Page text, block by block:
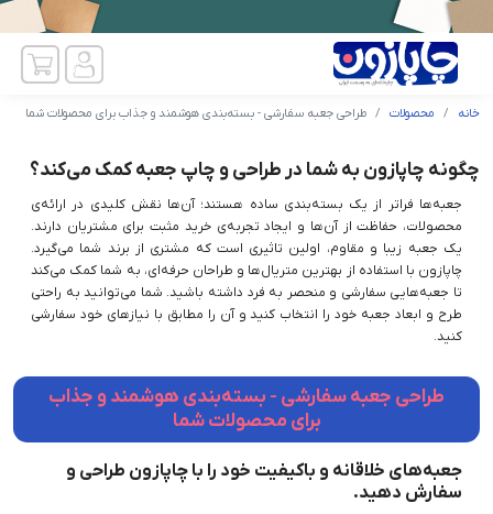
خانه محصولات طراحی جعبه سفارشی - بسته‌بندی هوشمند و جذاب برای محصولات شما
چگونه چاپازون به شما در طراحی و چاپ جعبه کمک می‌کند؟
جعبه‌ها فراتر از یک بسته‌بندی ساده هستند؛ آن‌ها نقش کلیدی در ارائه‌ی
محصولات، حفاظت از آن‌ها و ایجاد تجربه‌ی خرید مثبت برای مشتریان دارند.
یک جعبه زیبا و مقاوم، اولین تاثیری است که مشتری از برند شما می‌گیرد.
چاپازون با استفاده از بهترین متریال‌ها و طراحان حرفه‌ای، به شما کمک می‌کند
تا جعبه‌هایی سفارشی و منحصر به فرد داشته باشید. شما می‌توانید به راحتی
طرح و ابعاد جعبه خود را انتخاب کنید و آن را مطابق با نیازهای خود سفارشی
کنید.
طراحی جعبه سفارشی - بسته‌بندی هوشمند و جذاب
برای محصولات شما
جعبه‌های خلاقانه و باکیفیت خود را با چاپازون طراحی و
سفارش دهید.